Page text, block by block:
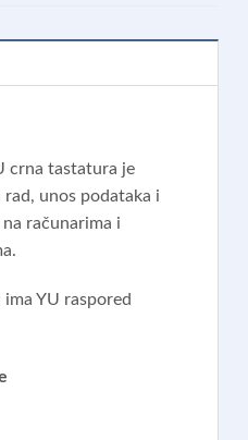
crna tastatura je
unos podataka i
računarima i
YU raspored